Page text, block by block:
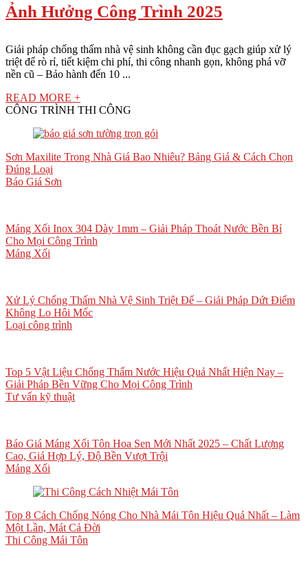
Ảnh Hưởng Công Trình 2025
Giải pháp chống thấm nhà vệ sinh không cần đục gạch giúp xử lý
triệt để rò rỉ, tiết kiệm chi phí, thi công nhanh gọn, không phá vỡ
nền cũ – Bảo hành đến 10 ...
READ MORE +
CÔNG TRÌNH THI CÔNG
Sơn Maxilite Trong Nhà Giá Bao Nhiêu? Bảng Giá & Cách Chọn
Đúng Loại
Báo Giá Sơn
Máng Xối Inox 304 Dày 1mm – Giải Pháp Thoát Nước Bền Bỉ
Cho Mọi Công Trình
Máng Xối
Xử Lý Chống Thấm Nhà Vệ Sinh Triệt Để – Giải Pháp Dứt Điểm
Không Lo Hôi Mốc
Loại công trình
Top 5 Vật Liệu Chống Thấm Nước Hiệu Quả Nhất Hiện Nay –
Giải Pháp Bền Vững Cho Mọi Công Trình
Tư vấn kỹ thuật
Báo Giá Máng Xối Tôn Hoa Sen Mới Nhất 2025 – Chất Lượng
Cao, Giá Hợp Lý, Độ Bền Vượt Trội
Máng Xối
Top 8 Cách Chống Nóng Cho Nhà Mái Tôn Hiệu Quả Nhất – Làm
Một Lần, Mát Cả Đời
Thi Công Mái Tôn